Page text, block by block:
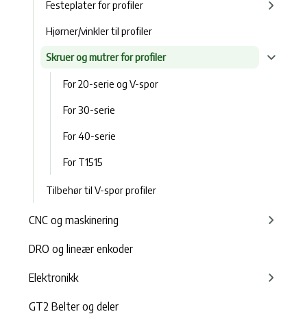
Festeplater for profiler
Hjørner/vinkler til profiler
Skruer og mutrer for profiler
For 20-serie og V-spor
For 30-serie
For 40-serie
For T1515
Tilbehør til V-spor profiler
CNC og maskinering
DRO og lineær enkoder
Elektronikk
GT2 Belter og deler